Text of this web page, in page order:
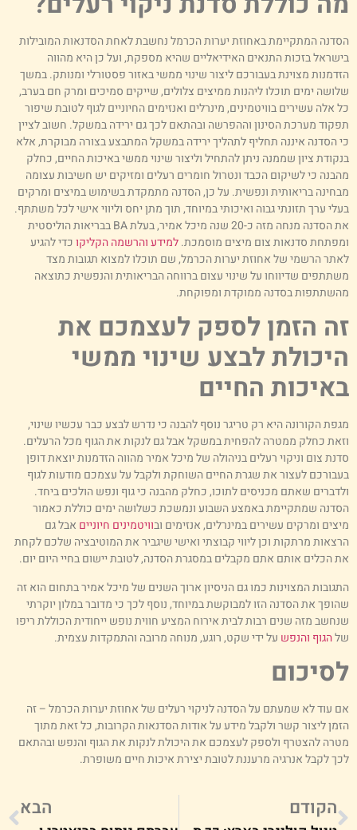
המתקיימת באחוזת יערות הכרמל נחשבת לאחת הסדנאות המובילות
בזכות התנאים האידיאליים שהיא מספקת, ועל כן היא מהווה
מצוינת בעבורכם ליצור שינוי ממשי באזור פסטורלי ומנותק. במשך
ימים תוכלו ליהנות ממיצים צלולים, שייקים סמיכים ומרק חם בערב,
אלה עשירים בוויטמינים, מינרלים ואנזימים החיוניים לגוף לטובת שיפור
מערכת הסינון וההפרשה ובהתאם לכך גם ירידה במשקל. חשוב לציין
הסדנה איננה תחליף לתהליך ירידה במשקל המתבצע בצורה מבוקרת, אלא
ציון שממנה ניתן להתחיל וליצור שינוי ממשי באיכות החיים, כחלק
כי לשיקום הכבד ונטרול חומרים רעלים ומזיקים יש חשיבות עצומה
בריאותית ונפשית. על כן, הסדנה מתמקדת בשימוש במיצים ומרקים
ערך תזונתי גבוה ואיכותי במיוחד, תוך מתן יחס וליווי אישי לכל משתתף.
את הסדנה מנחה מזה כ-20 שנה מיכל אמיר, בעלת BA בבריאות הוליסטית
סדנאות צום מיצים מוסמכת.למידע והרשמה הקליקוכדי להגיע
הרשמי של אחוזת יערות הכרמל, שם תוכלו למצוא תגובות מצד
שדיווחו על שינוי עצום ברווחה הבריאותית והנפשית כתוצאה
בסדנה ממוקדת ומפוקחת.
הזמן לספק לעצמכם את
לבצע שינוי ממשי
החיים
הקורונה היא רק טריגר נוסף להבנה כי נדרש לבצע כבר עכשיו שינוי,
כחלק ממטרה להפחית במשקל אבל גם לנקות את הגוף מכל הרעלים.
צום וניקוי רעלים בניהולה של מיכל אמיר מהווה הזדמנות יוצאת דופן
לעצור את שגרת החיים השוחקת ולקבל על עצמכם מודעות לגוף
שאתם מכניסים לתוכו, כחלק מהבנה כי גוף ונפש הולכים ביחד.
שמתקיימת באמצע השבוע ונמשכת כשלושה ימים כוללת כאמור
ומרקים עשירים במינרלים, אנזימים וב וויטמינים חיונייםאבל גם
מרתקות וכן ליווי קבוצתי ואישי שיגביר את המוטיבציה שלכם לקחת
הכלים אותם אתם מקבלים במסגרת הסדנה, לטובת יישום בחיי היום יום.
המצוינות כמו גם הניסיון ארוך השנים של מיכל אמיר בתחום הוא זה
את הסדנה הזו למבוקשת במיוחד, נוסף לכך כי מדובר במלון יוקרתי
מזה שנים רבות לבית אירוח המציע חווית נופש ייחודית הכוללת ריפו
הגוף והנפשעל ידי שקט, רוגע, מנוחה מרובה והתמקדות עצמית.
עוד לא שמעתם על הסדנה לניקוי רעלים של אחוזת יערות הכרמל – זה
ליצור קשר ולקבל מידע על אודות הסדנאות הקרובות, כל זאת מתוך
להצטרף ולספק לעצמכם את היכולת לנקות את הגוף והנפש ובהתאם
לקבל אנרגיה מרעננת לטובת יצירת איכות חיים משופרת.
הקודם הבא